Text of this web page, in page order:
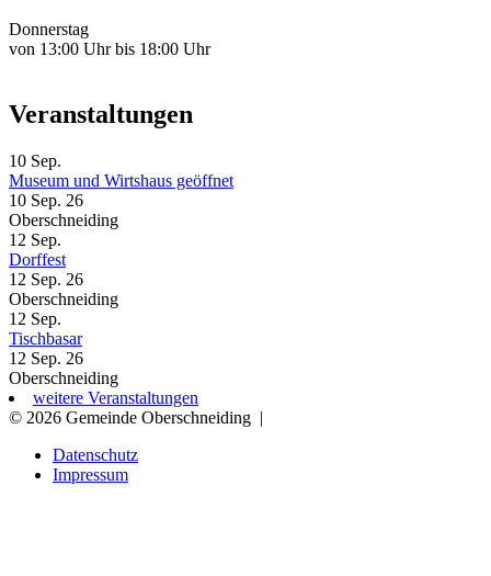
Donnerstag
von 13:00 Uhr bis 18:00 Uhr
Veranstaltungen
10 Sep.
Museum und Wirtshaus geöffnet
10 Sep. 26
Oberschneiding
12 Sep.
Dorffest
12 Sep. 26
Oberschneiding
12 Sep.
Tischbasar
12 Sep. 26
Oberschneiding
weitere Veranstaltungen
© 2026 Gemeinde Oberschneiding |
Datenschutz
Impressum